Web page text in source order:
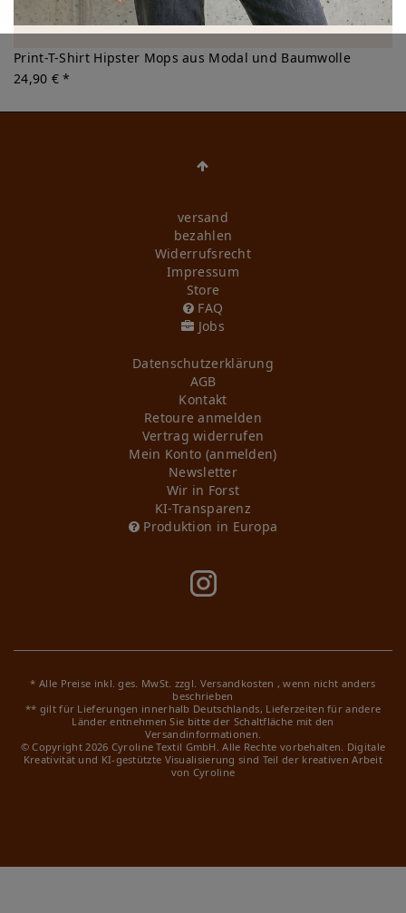
Print-T-Shirt Hipster Mops aus Modal und Baumwolle
24,90 € *
versand
bezahlen
Widerrufs­recht
Impressum
Store
FAQ
Jobs
Daten­schutz­erklärung
AGB
Kontakt
Retoure anmelden
Vertrag widerrufen
Mein Konto (anmelden)
Newsletter
Wir in Forst
KI-Transparenz
Produktion in Europa
* Alle Preise inkl. ges. MwSt. zzgl. Versandkosten , wenn nicht anders
beschrieben
** gilt für Lieferungen innerhalb Deutschlands, Lieferzeiten für andere
Länder entnehmen Sie bitte der Schaltfläche mit den
Versandinformationen.
© Copyright 2026 Cyroline Textil GmbH. Alle Rechte vorbehalten. Digitale
Kreativität und KI-gestützte Visualisierung sind Teil der kreativen Arbeit
von Cyroline